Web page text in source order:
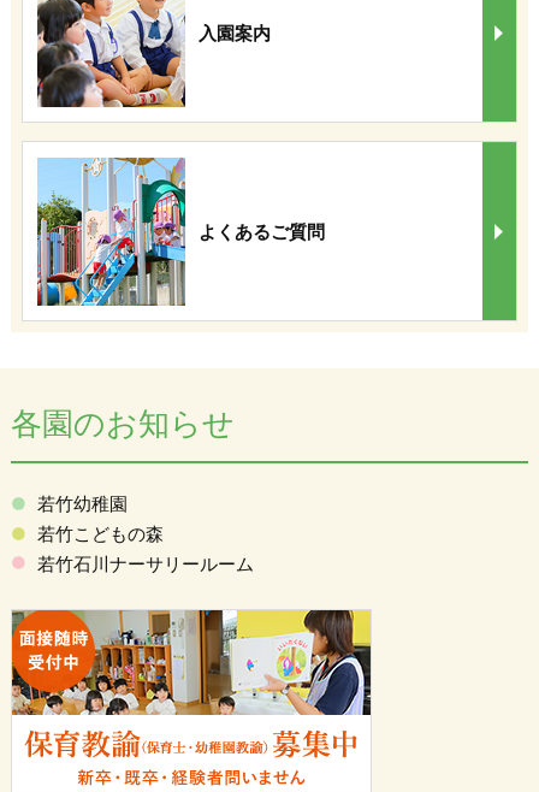
入園案内
よくあるご質問
各園のお知らせ
若竹幼稚園
若竹こどもの森
若竹石川ナーサリールーム